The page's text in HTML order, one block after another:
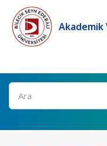
Akademik
Ara